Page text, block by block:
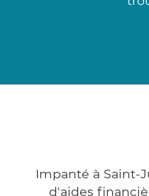
Impanté à Saint-
d'aides